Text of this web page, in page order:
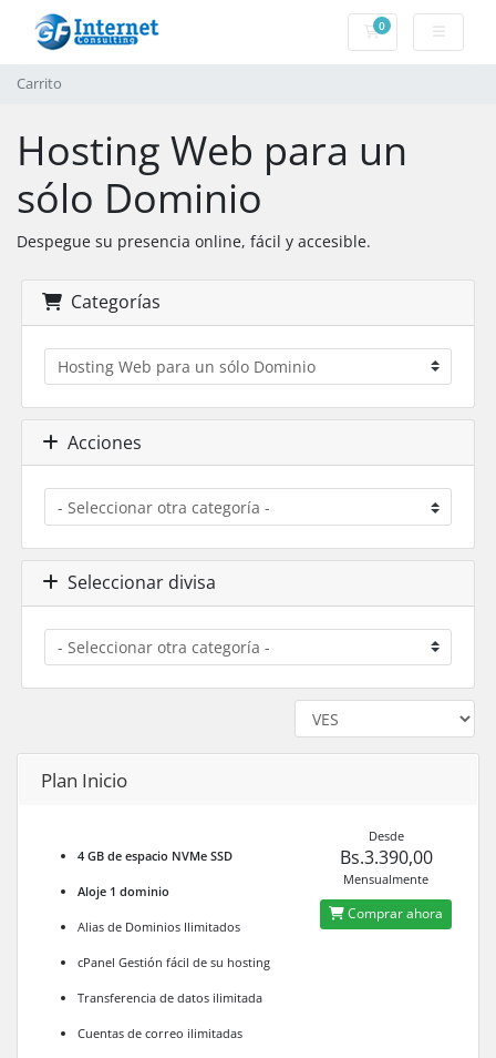
0Carrito
Carrito
Hosting Web para un
sólo Dominio
Despegue su presencia online, fácil y accesible.
Categorías
Acciones
Seleccionar divisa
Plan Inicio
4 GB de espacio NVMe SSD
Aloje 1 dominio
Alias de Dominios Ilimitados
cPanel Gestión fácil de su hosting
Transferencia de datos ilimitada
Cuentas de correo ilimitadas
Desde
Bs.3.390,00
Mensualmente
Comprar ahora